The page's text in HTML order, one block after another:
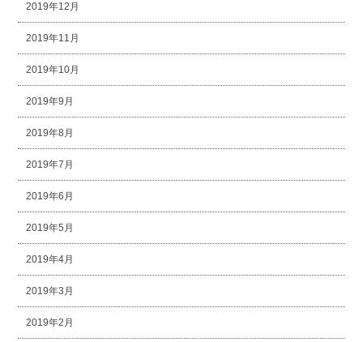
2019年12月
2019年11月
2019年10月
2019年9月
2019年8月
2019年7月
2019年6月
2019年5月
2019年4月
2019年3月
2019年2月